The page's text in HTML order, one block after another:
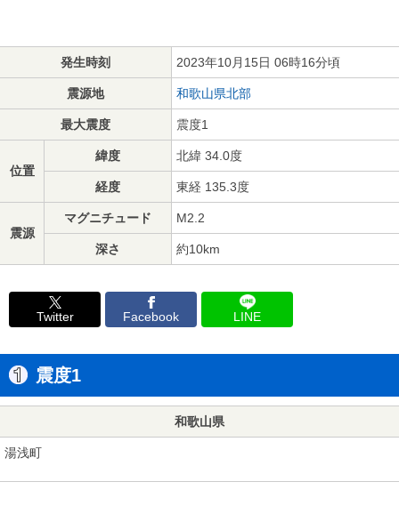
発生時刻 2023年10月15日 06時16分頃
震源地 和歌山県北部
最大震度 震度1
位置
緯度 北緯 34.0度
経度 東経 135.3度
震源
マグニチュード M2.2
深さ 約10km
Twitter Facebook LINE
震度1
和歌山県
湯浅町